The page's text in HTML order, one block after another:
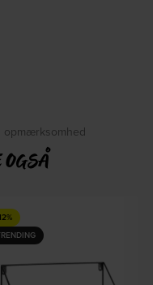
opmærksomhed